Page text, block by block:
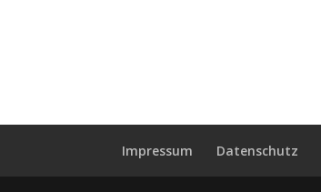
Impressum Datenschutz